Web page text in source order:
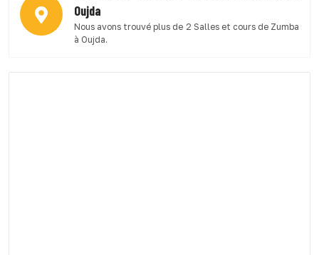
Oujda
Nous avons trouvé plus de 2 Salles et cours de Zumba
à Oujda.